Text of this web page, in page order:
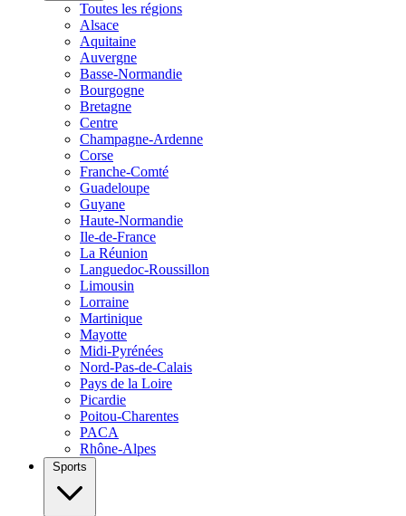
Toutes les régions
Alsace
Aquitaine
Auvergne
Basse-Normandie
Bourgogne
Bretagne
Centre
Champagne-Ardenne
Corse
Franche-Comté
Guadeloupe
Guyane
Haute-Normandie
Ile-de-France
La Réunion
Languedoc-Roussillon
Limousin
Lorraine
Martinique
Mayotte
Midi-Pyrénées
Nord-Pas-de-Calais
Pays de la Loire
Picardie
Poitou-Charentes
PACA
Rhône-Alpes
Sports